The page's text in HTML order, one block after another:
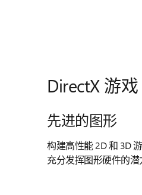
DirectX 游戏
先进的图形
构建高性能 2D 和 3D
充分发挥图形硬件的潜